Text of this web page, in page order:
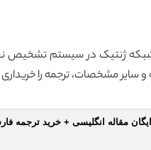
شبکه ژنتیک در سیستم
و سایر مشخصات، ترجمه را خریداری
مقاله انگلیسی + خرید ترجمه